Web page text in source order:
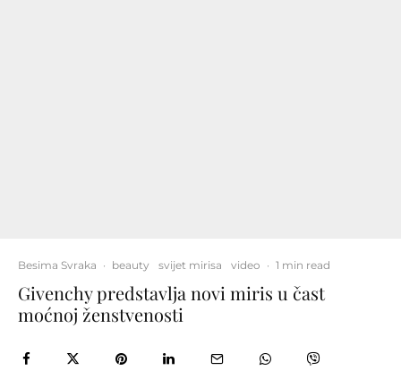
Besima Svraka · beauty svijet mirisa video · 1 min read
Givenchy predstavlja novi miris u čast
moćnoj ženstvenosti